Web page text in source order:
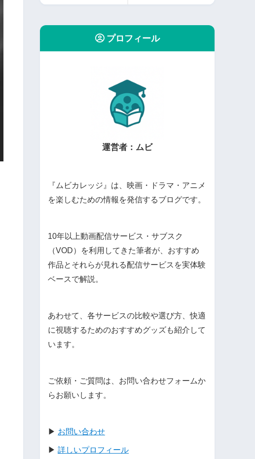
プロフィール
運営者：ムビ
『ムビカレッジ』は、映画・ドラマ・アニメ
を楽しむための情報を発信するブログです。
10年以上動画配信サービス・サブスク
（VOD）を利用してきた筆者が、おすすめ
作品とそれらが見れる配信サービスを実体験
ベースで解説。
あわせて、各サービスの比較や選び方、快適
に視聴するためのおすすめグッズも紹介して
います。
ご依頼・ご質問は、お問い合わせフォームか
らお願いします。
▶ お問い合わせ
▶ 詳しいプロフィール